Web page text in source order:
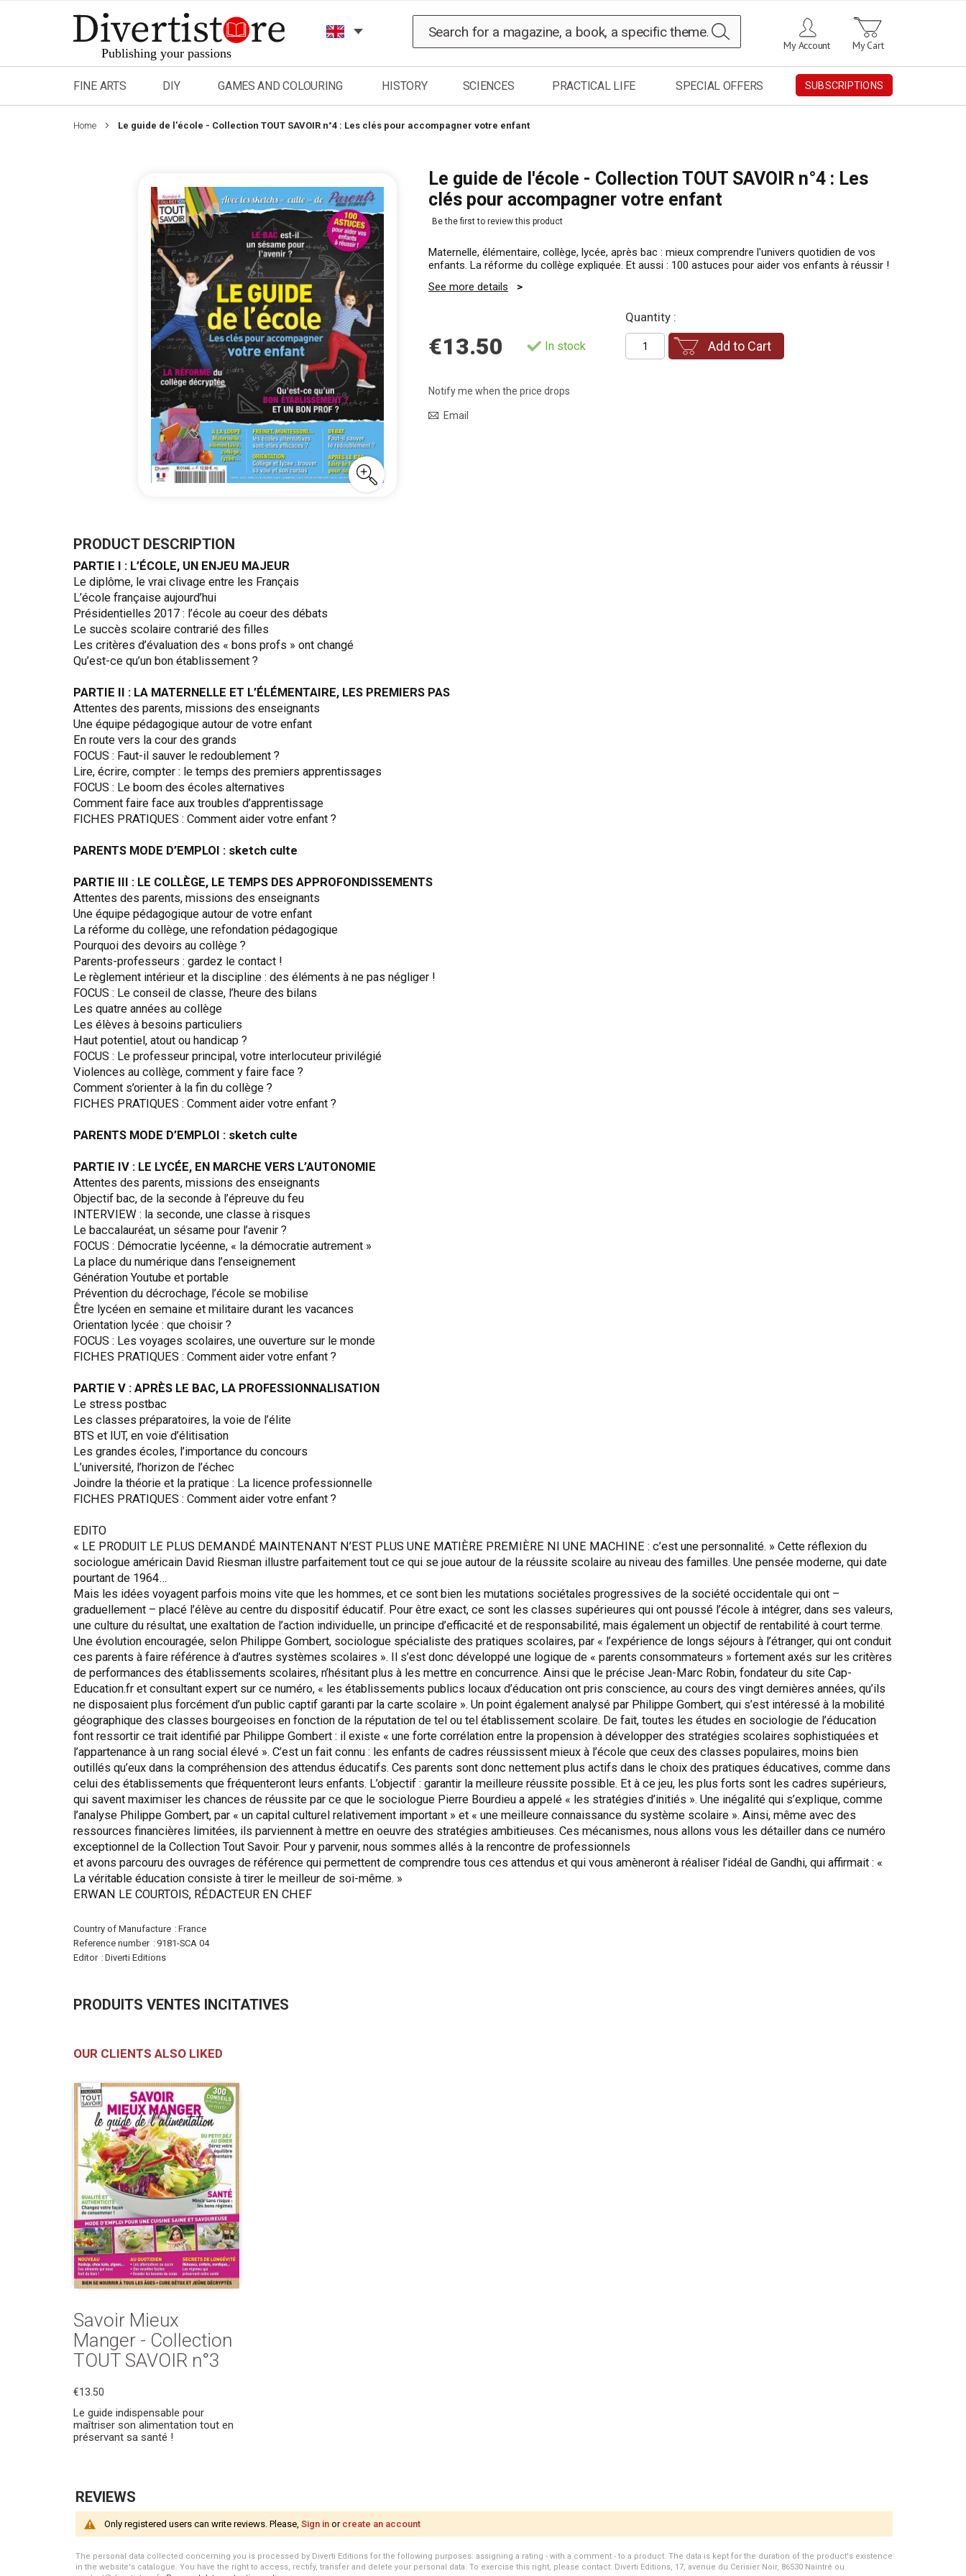
to
Content
My Cart
My Account
FINE ARTS DIY GAMES AND COLOURING HISTORY SCIENCES PRACTICAL LIFE SPECIAL OFFERS SUBSCRIPTIONS
Home Le guide de l'école - Collection TOUT SAVOIR n°4 : Les clés pour accompagner votre enfant
the
of
the
images
gallery
Le guide de l'école - Collection TOUT SAVOIR n°4 : Les
clés pour accompagner votre enfant
Be the first to review this product
Maternelle, élémentaire, collège, lycée, après bac : mieux comprendre l'univers quotidien de vos
enfants. La réforme du collège expliquée. Et aussi : 100 astuces pour aider vos enfants à réussir !
See more details
€13.50 In stock
Quantity :
Add to Cart
Notify me when the price drops
Email
PRODUCT DESCRIPTION
PARTIE I : L’ÉCOLE, UN ENJEU MAJEUR
Le diplôme, le vrai clivage entre les Français
L’école française aujourd’hui
Présidentielles 2017 : l’école au coeur des débats
Le succès scolaire contrarié des filles
Les critères d’évaluation des « bons profs » ont changé
Qu’est-ce qu’un bon établissement ?
PARTIE II : LA MATERNELLE ET L’ÉLÉMENTAIRE, LES PREMIERS PAS
Attentes des parents, missions des enseignants
Une équipe pédagogique autour de votre enfant
En route vers la cour des grands
FOCUS : Faut-il sauver le redoublement ?
Lire, écrire, compter : le temps des premiers apprentissages
FOCUS : Le boom des écoles alternatives
Comment faire face aux troubles d’apprentissage
FICHES PRATIQUES : Comment aider votre enfant ?
PARENTS MODE D’EMPLOI : sketch culte
PARTIE III : LE COLLÈGE, LE TEMPS DES APPROFONDISSEMENTS
Attentes des parents, missions des enseignants
Une équipe pédagogique autour de votre enfant
La réforme du collège, une refondation pédagogique
Pourquoi des devoirs au collège ?
Parents-professeurs : gardez le contact !
Le règlement intérieur et la discipline : des éléments à ne pas négliger !
FOCUS : Le conseil de classe, l’heure des bilans
Les quatre années au collège
Les élèves à besoins particuliers
Haut potentiel, atout ou handicap ?
FOCUS : Le professeur principal, votre interlocuteur privilégié
Violences au collège, comment y faire face ?
Comment s’orienter à la fin du collège ?
FICHES PRATIQUES : Comment aider votre enfant ?
PARENTS MODE D’EMPLOI : sketch culte
PARTIE IV : LE LYCÉE, EN MARCHE VERS L’AUTONOMIE
Attentes des parents, missions des enseignants
Objectif bac, de la seconde à l’épreuve du feu
INTERVIEW : la seconde, une classe à risques
Le baccalauréat, un sésame pour l’avenir ?
FOCUS : Démocratie lycéenne, « la démocratie autrement »
La place du numérique dans l’enseignement
Génération Youtube et portable
Prévention du décrochage, l’école se mobilise
Être lycéen en semaine et militaire durant les vacances
Orientation lycée : que choisir ?
FOCUS : Les voyages scolaires, une ouverture sur le monde
FICHES PRATIQUES : Comment aider votre enfant ?
PARTIE V : APRÈS LE BAC, LA PROFESSIONNALISATION
Le stress postbac
Les classes préparatoires, la voie de l’élite
BTS et IUT, en voie d’élitisation
Les grandes écoles, l’importance du concours
L’université, l’horizon de l’échec
Joindre la théorie et la pratique : La licence professionnelle
FICHES PRATIQUES : Comment aider votre enfant ?
EDITO
« LE PRODUIT LE PLUS DEMANDÉ MAINTENANT N’EST PLUS UNE MATIÈRE PREMIÈRE NI UNE MACHINE : c’est une personnalité. » Cette réflexion du
sociologue américain David Riesman illustre parfaitement tout ce qui se joue autour de la réussite scolaire au niveau des familles. Une pensée moderne, qui date
pourtant de 1964…
Mais les idées voyagent parfois moins vite que les hommes, et ce sont bien les mutations sociétales progressives de la société occidentale qui ont –
graduellement – placé l’élève au centre du dispositif éducatif. Pour être exact, ce sont les classes supérieures qui ont poussé l’école à intégrer, dans ses valeurs,
une culture du résultat, une exaltation de l’action individuelle, un principe d’efficacité et de responsabilité, mais également un objectif de rentabilité à court terme.
Une évolution encouragée, selon Philippe Gombert, sociologue spécialiste des pratiques scolaires, par « l’expérience de longs séjours à l’étranger, qui ont conduit
ces parents à faire référence à d’autres systèmes scolaires ». Il s’est donc développé une logique de « parents consommateurs » fortement axés sur les critères
de performances des établissements scolaires, n’hésitant plus à les mettre en concurrence. Ainsi que le précise Jean-Marc Robin, fondateur du site Cap-
Education.fr et consultant expert sur ce numéro, « les établissements publics locaux d’éducation ont pris conscience, au cours des vingt dernières années, qu’ils
ne disposaient plus forcément d’un public captif garanti par la carte scolaire ». Un point également analysé par Philippe Gombert, qui s’est intéressé à la mobilité
géographique des classes bourgeoises en fonction de la réputation de tel ou tel établissement scolaire. De fait, toutes les études en sociologie de l’éducation
font ressortir ce trait identifié par Philippe Gombert : il existe « une forte corrélation entre la propension à développer des stratégies scolaires sophistiquées et
l’appartenance à un rang social élevé ». C’est un fait connu : les enfants de cadres réussissent mieux à l’école que ceux des classes populaires, moins bien
outillés qu’eux dans la compréhension des attendus éducatifs. Ces parents sont donc nettement plus actifs dans le choix des pratiques éducatives, comme dans
celui des établissements que fréquenteront leurs enfants. L’objectif : garantir la meilleure réussite possible. Et à ce jeu, les plus forts sont les cadres supérieurs,
qui savent maximiser les chances de réussite par ce que le sociologue Pierre Bourdieu a appelé « les stratégies d’initiés ». Une inégalité qui s’explique, comme
l’analyse Philippe Gombert, par « un capital culturel relativement important » et « une meilleure connaissance du système scolaire ». Ainsi, même avec des
ressources financières limitées, ils parviennent à mettre en oeuvre des stratégies ambitieuses. Ces mécanismes, nous allons vous les détailler dans ce numéro
exceptionnel de la Collection Tout Savoir. Pour y parvenir, nous sommes allés à la rencontre de professionnels
et avons parcouru des ouvrages de référence qui permettent de comprendre tous ces attendus et qui vous amèneront à réaliser l’idéal de Gandhi, qui affirmait : «
La véritable éducation consiste à tirer le meilleur de soi-même. »
ERWAN LE COURTOIS, RÉDACTEUR EN CHEF
More
Information
Country of Manufacture
France
Reference number
9181-SCA 04
Editor
Diverti Editions
PRODUITS VENTES INCITATIVES
OUR CLIENTS ALSO LIKED
Savoir Mieux
Manger - Collection
TOUT SAVOIR n°3
€13.50
Le guide indispensable pour
maîtriser son alimentation tout en
préservant sa santé !
REVIEWS
Only registered users can write reviews. Please, Sign in or create an account
The personal data collected concerning you is processed by Diverti Editions for the following purposes: assigning a rating - with a comment - to a product. The data is kept for the duration of the product's existence
in the website's catalogue. You have the right to access, rectify, transfer and delete your personal data. To exercise this right, please contact: Diverti Editions, 17, avenue du Cerisier Noir, 86530 Naintré ou